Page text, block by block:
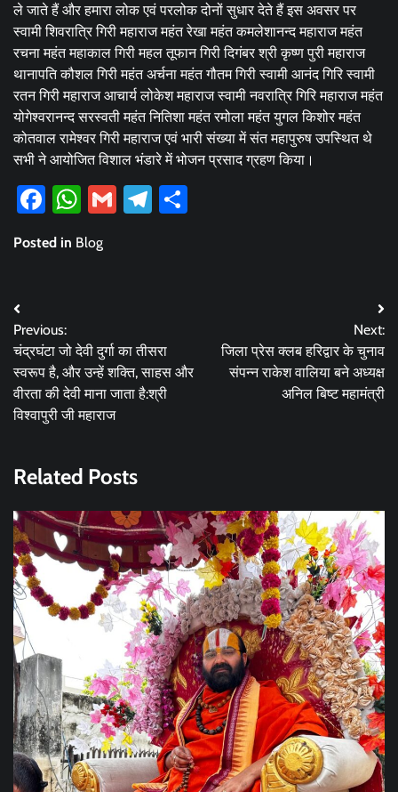
ले जाते हैं और हमारा लोक एवं परलोक दोनों सुधार देते हैं इस अवसर पर
स्वामी शिवरात्रि गिरी महाराज महंत रेखा महंत कमलेशानन्द महाराज महंत
रचना महंत महाकाल गिरी महल तूफान गिरी दिगंबर श्री कृष्ण पुरी महाराज
थानापति कौशल गिरी महंत अर्चना महंत गौतम गिरी स्वामी आनंद गिरि स्वामी
रतन गिरी महाराज आचार्य लोकेश महाराज स्वामी नवरात्रि गिरि महाराज महंत
योगेश्वरानन्द सरस्वती महंत नितिशा महंत रमोला महंत युगल किशोर महंत
कोतवाल रामेश्वर गिरी महाराज एवं भारी संख्या में संत महापुरुष उपस्थित थे
सभी ने आयोजित विशाल भंडारे में भोजन प्रसाद ग्रहण किया।
Facebook
WhatsApp
GmailTelegram
Posted in Blog
Post
navigation
Previous:
चंद्रघंटा जो देवी दुर्गा का तीसरा
स्वरूप है, और उन्हें शक्ति, साहस और
वीरता की देवी माना जाता है:श्री
विश्वापुरी जी महाराज
Next:
जिला प्रेस क्लब हरिद्वार के चुनाव
संपन्न राकेश वालिया बने अध्यक्ष
अनिल बिष्ट महामंत्री
Related Posts